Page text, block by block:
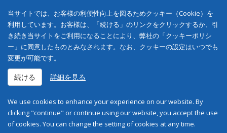
当サイトでは、お客様の利便性向上を図るためクッキー（Cookie）を
利用しています。お客様は、「続ける」のリンクをクリックするか、引
き続き当サイトをご利用になることにより、弊社の「クッキーポリシ
ー」に同意したものとみなされます。なお、クッキーの設定はいつでも
変更が可能です。
続ける 詳細を見る
We use cookies to enhance your experience on our website. By
clicking "continue" or continue using our website, you accept the use
of cookies. You can change the setting of cookies at any time.